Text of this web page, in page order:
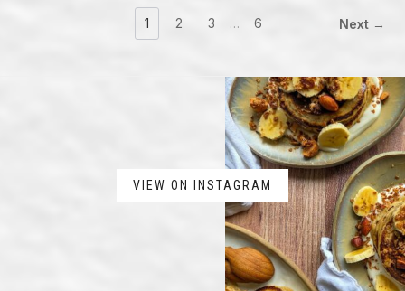
1 2 3 … 6 Next →
VIEW ON INSTAGRAM